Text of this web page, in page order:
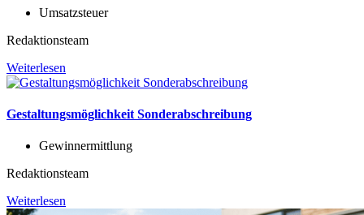
Umsatzsteuer
Redaktionsteam
Weiterlesen
Gestaltungsmöglichkeit Sonderabschreibung
Gewinnermittlung
Redaktionsteam
Weiterlesen